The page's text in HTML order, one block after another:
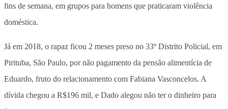
fins de semana, em grupos para homens que praticaram violência
doméstica.
Já em 2018, o rapaz ficou 2 meses preso no 33º Distrito Policial, em
Pirituba, São Paulo, por não pagamento da pensão alimentícia de
Eduardo, fruto do relacionamento com Fabiana Vasconcelos. A
dívida chegou a R$196 mil, e Dado alegou não ter o dinheiro para